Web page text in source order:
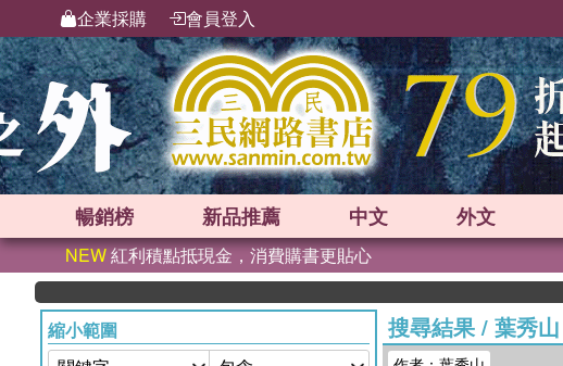
企業採購 會員登入
暢銷榜 新品推薦 中文 外文
NEW紅利積點抵現金，消費購書更貼心
縮小範圍
搜尋結果/ 葉秀山